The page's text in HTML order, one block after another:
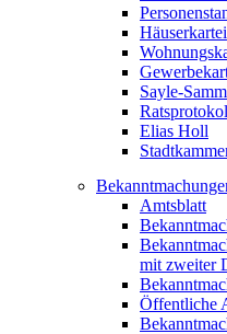
Häuserkartei
Sayle-
Elias Holl
Amtsblatt
mit zweiter
Öffentliche